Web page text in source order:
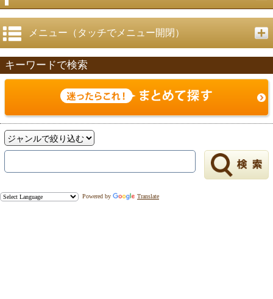
メニュー（タッチでメニュー開閉）
キーワードで検索
Powered by Translate